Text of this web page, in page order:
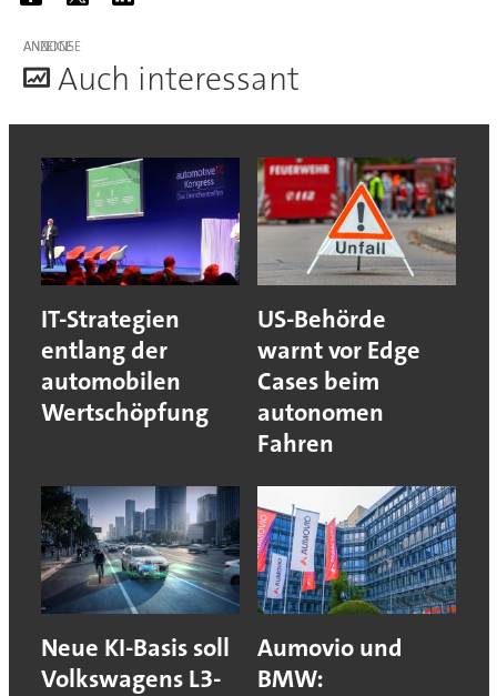
ANZEIGE
Auch interessant
IT-Strategien
entlang der
automobilen
Wertschöpfung
US-Behörde
warnt vor Edge
Cases beim
autonomen
Fahren
Neue KI-Basis soll
Volkswagens L3-
Aumovio und
BMW: